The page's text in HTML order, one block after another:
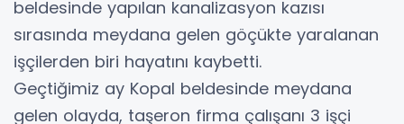
beldesinde yapılan kanalizasyon kazısı
sırasında meydana gelen göçükte yaralanan
işçilerden biri hayatını kaybetti.
Geçtiğimiz ay Kopal beldesinde meydana
gelen olayda, taşeron firma çalışanı 3 işçi